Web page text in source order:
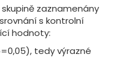
zaznamenány
s kontrolní
hodnoty:
tedy výrazné